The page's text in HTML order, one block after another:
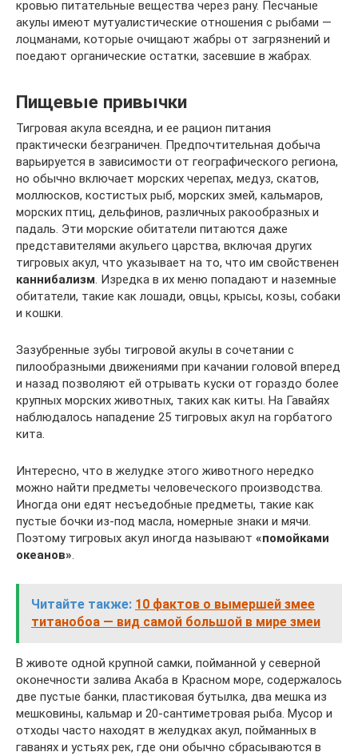
кровью питательные вещества через рану. Песчаные
акулы имеют мутуалистические отношения с рыбами —
лоцманами, которые очищают жабры от загрязнений и
поедают органические остатки, засевшие в жабрах.
Пищевые привычки
Тигровая акула всеядна, и ее рацион питания
практически безграничен. Предпочтительная добыча
варьируется в зависимости от географического региона,
но обычно включает морских черепах, медуз, скатов,
моллюсков, костистых рыб, морских змей, кальмаров,
морских птиц, дельфинов, различных ракообразных и
падаль. Эти морские обитатели питаются даже
представителями акульего царства, включая других
тигровых акул, что указывает на то, что им свойственен
каннибализм. Изредка в их меню попадают и наземные
обитатели, такие как лошади, овцы, крысы, козы, собаки
и кошки.
Зазубренные зубы тигровой акулы в сочетании с
пилообразными движениями при качании головой вперед
и назад позволяют ей отрывать куски от гораздо более
крупных морских животных, таких как киты. На Гавайях
наблюдалось нападение 25 тигровых акул на горбатого
кита.
Интересно, что в желудке этого животного нередко
можно найти предметы человеческого производства.
Иногда они едят несъедобные предметы, такие как
пустые бочки из-под масла, номерные знаки и мячи.
Поэтому тигровых акул иногда называют «помойками
океанов».
Читайте также: 10 фактов о вымершей змее
титанобоа — вид самой большой в мире змеи
В животе одной крупной самки, пойманной у северной
оконечности залива Акаба в Красном море, содержалось
две пустые банки, пластиковая бутылка, два мешка из
мешковины, кальмар и 20-сантиметровая рыба. Мусор и
отходы часто находят в желудках акул, пойманных в
гаванях и устьях рек, где они обычно сбрасываются в